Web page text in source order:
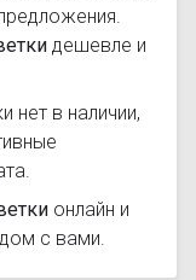
дешевле и
нет в наличии,
онлайн и
с вами.